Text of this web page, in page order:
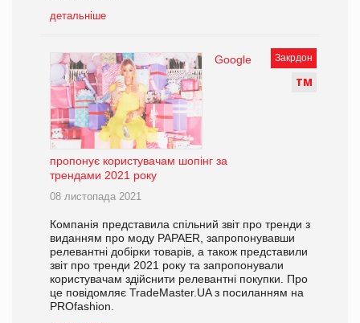
детальніше
Закрдон
ТМ
Google
пропонує користувачам шопінг за
трендами 2021 року
08 листопада 2021
Компанія представила спільний звіт про тренди з
виданням про моду PAPAER, запропонувавши
релевантні добірки товарів, а також представили
звіт про тренди 2021 року та запропонували
користувачам здійснити релевантні покупки. Про
це повідомляє TradeMaster.UA з посиланням на
PROfashion.